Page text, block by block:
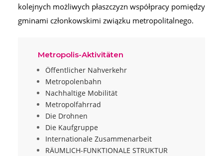
kolejnych możliwych płaszczyzn współpracy pomiędzy
gminami członkowskimi związku metropolitalnego.
Metropolis-Aktivitäten
Öffentlicher Nahverkehr
Metropolenbahn
Nachhaltige Mobilität
Metropolfahrrad
Die Drohnen
Die Kaufgruppe
Internationale Zusammenarbeit
RÄUMLICH-FUNKTIONALE STRUKTUR